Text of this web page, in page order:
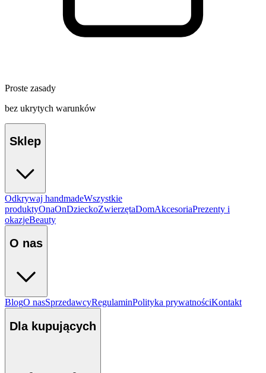
Proste zasady
bez ukrytych warunków
Sklep
Odkrywaj handmadeWszystkie
produktyOnaOnDzieckoZwierzętaDomAkcesoriaPrezenty i
okazjeBeauty
O nas
BlogO nasSprzedawcyRegulaminPolityka prywatnościKontakt
Dla kupujących